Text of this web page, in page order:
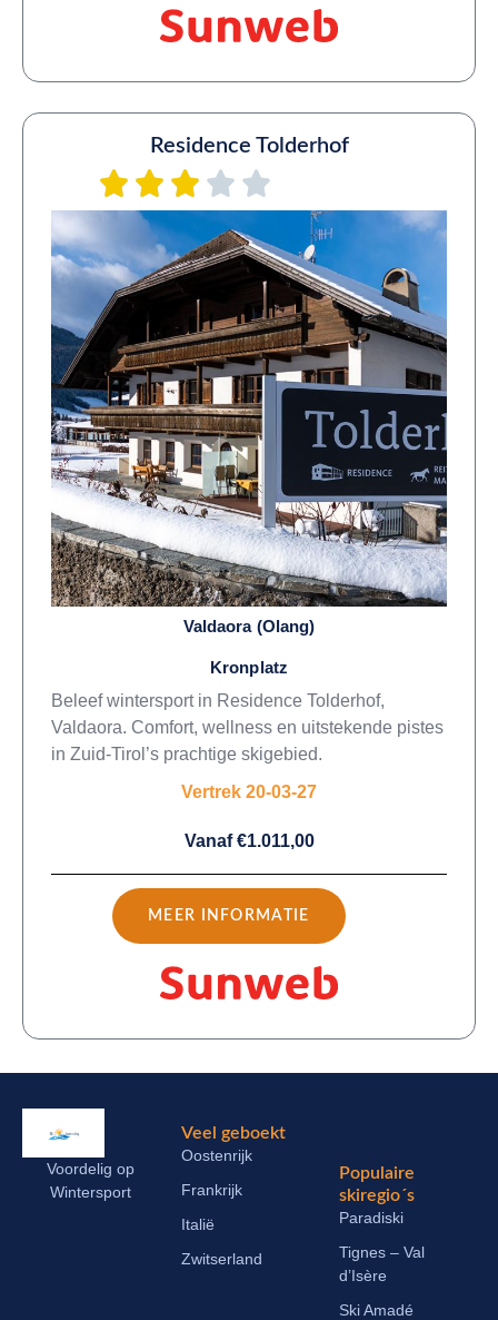
Residence Tolderhof
Valdaora (Olang)
Kronplatz
Beleef wintersport in Residence Tolderhof,
Valdaora. Comfort, wellness en uitstekende pistes
in Zuid-Tirol’s prachtige skigebied.
Vertrek 20-03-27
Vanaf €1.011,00
MEER INFORMATIE
Voordelig op
Wintersport
Veel geboekt
Oostenrijk
Frankrijk
Italië
Zwitserland
Populaire
skiregio´s
Paradiski
Tignes – Val
d’Isère
Ski Amadé